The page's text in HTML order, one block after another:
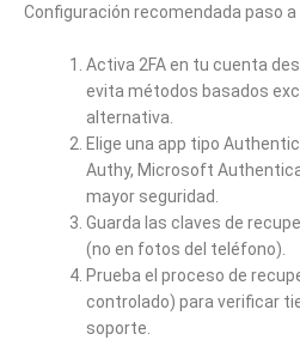
Configuración recomendada paso
Activa 2FA en tu cuenta
evita métodos basados
alternativa.
Elige una app tipo
Authy, Microsoft
mayor seguridad.
Guarda las claves de
(no en fotos del teléfono).
Prueba el proceso de
controlado) para verificar
soporte.